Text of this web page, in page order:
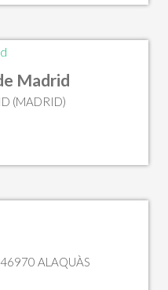
Madrid
(MADRID)
ALAQUÀS